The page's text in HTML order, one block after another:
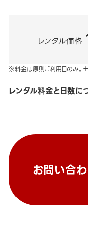
レンタル価格
※料金は原則ご利用日のみ。
レンタル料金と日数に
お問い合